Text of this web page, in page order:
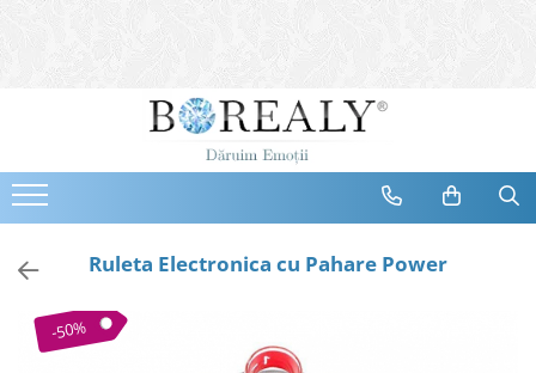
Bijuterii
Cercei
Bratari
Coliere
Brose
Tiare
Ruleta Electronica cu Pahare Power
-50%